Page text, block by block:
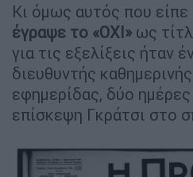
Κι όμως αυτός που είπε
έγραψε το «ΟΧΙ» ως
για τις εξελίξεις ήταν
διευθυντής
εφημερίδας, δύο
επίσκεψη Γκράτσι στο